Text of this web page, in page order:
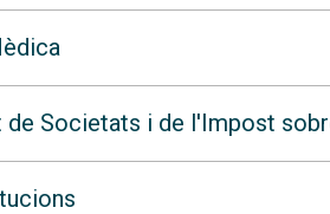
de Societats i de l'Impost